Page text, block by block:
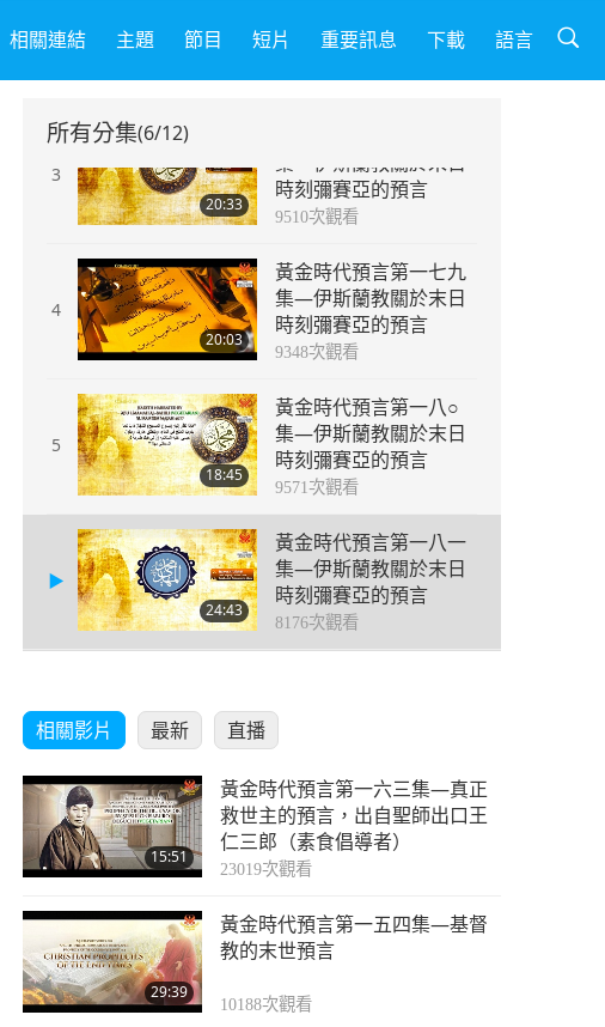
相關連結 主題 節目 短片 重要訊息 下載 語言
所有分集(6/12)
2
集—伊斯蘭教預言關於
末日時刻的彌賽亞
12916次觀看
3
20:33
集—伊斯蘭教關於末日
時刻彌賽亞的預言
9510次觀看
4
20:03
黃金時代預言第一七九
集—伊斯蘭教關於末日
時刻彌賽亞的預言
9348次觀看
5
18:45
黃金時代預言第一八○
集—伊斯蘭教關於末日
時刻彌賽亞的預言
9571次觀看
24:43
黃金時代預言第一八一
集—伊斯蘭教關於末日
時刻彌賽亞的預言
8176次觀看
7
21:01
8
24:09
黃金時代預言第一八三
集—伊斯蘭教關於末日
時刻彌賽亞的預言
9
26:51
黃金時代預言第一八四
時刻彌賽亞的預言
相關影片 最新 直播
15:51
黃金時代預言第一六三集—真正
救世主的預言，出自聖師出口王
仁三郎（素食倡導者）
23019次觀看
29:39
黃金時代預言第一五四集—基督
教的末世預言
10188次觀看